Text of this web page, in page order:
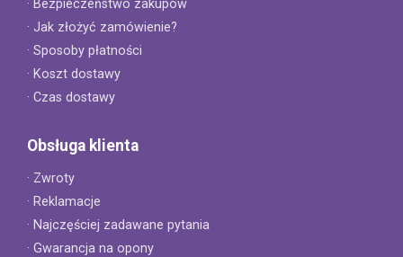
· Bezpieczeństwo zakupów
· Jak złożyć zamówienie?
· Sposoby płatności
· Koszt dostawy
· Czas dostawy
Obsługa klienta
· Zwroty
· Reklamacje
· Najczęściej zadawane pytania
· Gwarancja na opony